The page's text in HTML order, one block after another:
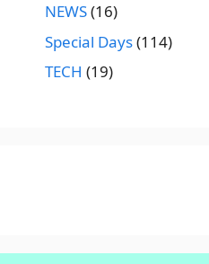
NEWS(16)
Special Days(114)
TECH (19)